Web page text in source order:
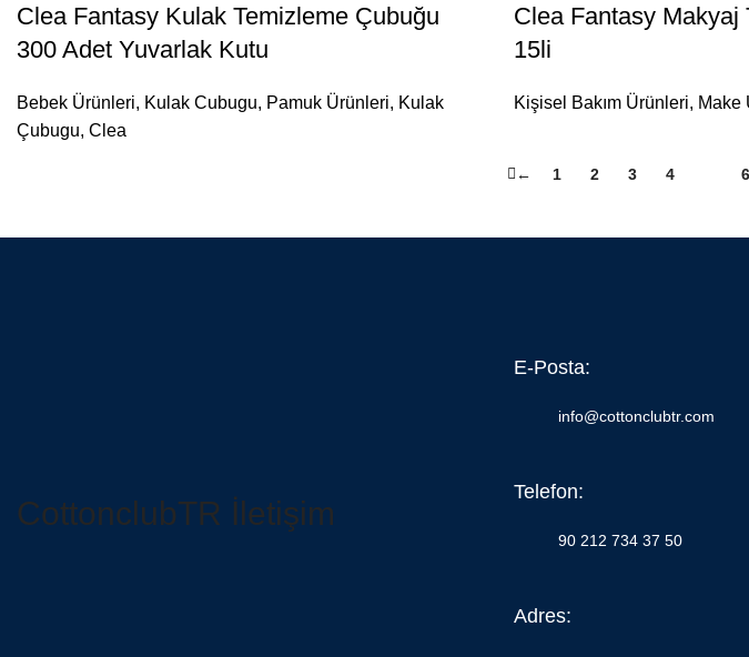
Clea Fantasy Kulak Temizleme Çubuğu
300 Adet Yuvarlak Kutu
Bebek Ürünleri, Kulak Cubugu, Pamuk Ürünleri, Kulak
Çubugu, Clea
Clea Fantasy Makyaj
15li
Kişisel Bakım Ürünleri, Make
← 1 2 3 4 6
CottonclubTR İletişim
E-Posta:
info@cottonclubtr.com
Telefon:
90 212 734 37 50
Adres: